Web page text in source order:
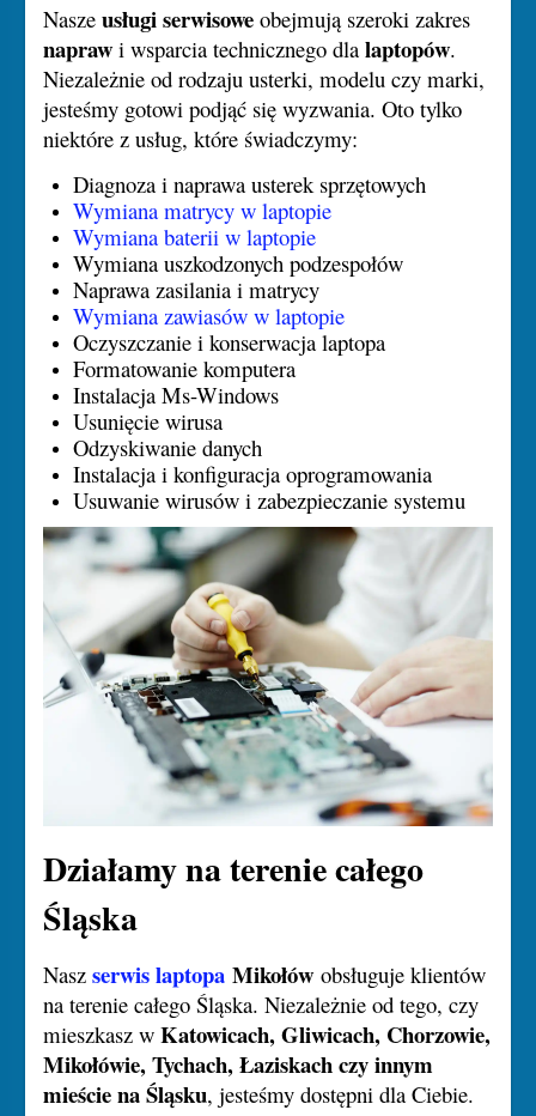
Naszeusługi serwisowe obejmują szeroki zakres
napraw i wsparcia technicznego dlalaptopów.
Niezależnie od rodzaju usterki, modelu czy marki,
jesteśmy gotowi podjąć się wyzwania. Oto tylko
niektóre z usług, które świadczymy:
Diagnoza i naprawa usterek sprzętowych
Wymiana matrycy w laptopie
Wymiana baterii w laptopie
Wymiana uszkodzonych podzespołów
Naprawa zasilania i matrycy
Wymiana zawiasów w laptopie
Oczyszczanie i konserwacja laptopa
Formatowanie komputera
Instalacja Ms-Windows
Usunięcie wirusa
Odzyskiwanie danych
Instalacja i konfiguracja oprogramowania
Usuwanie wirusów i zabezpieczanie systemu
Działamy na terenie całego
Śląska
Naszserwis laptopa Mikołów obsługuje klientów
na terenie całego Śląska. Niezależnie od tego, czy
mieszkasz wKatowicach, Gliwicach, Chorzowie,
Mikołówie, Tychach, Łaziskach czy innym
mieście na Śląsku, jesteśmy dostępni dla Ciebie.